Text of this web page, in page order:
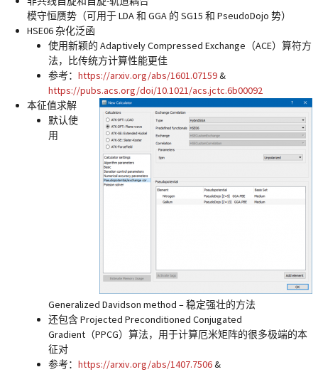
模守恒赝势（可用于 LDA 和 GGA 的 SG15 和 PseudoDojo 势）
HSE06 杂化泛函
使用新颖的 Adaptively Compressed Exchange（ACE）算符方
法，比传统方计算性能更佳
参考： https://arxiv.org/abs/1601.07159&
https://pubs.acs.org/doi/10.1021/acs.jctc.6b00092
本征值求解
默认使
用
Generalized Davidson method – 稳定强壮的方法
还包含 Projected Preconditioned Conjugated
Gradient（PPCG）算法，用于计算厄米矩阵的很多极端的本
征对
参考： https://arxiv.org/abs/1407.7506&